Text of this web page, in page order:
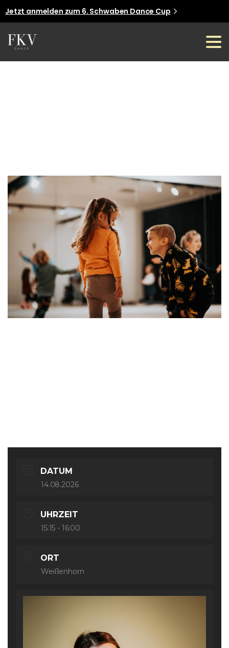
Jetzt anmelden zum 6. Schwaben Dance Cup
Jetzt anmelden
DATUM
14.08.2026
UHRZEIT
15:15 - 16:00
ORT
Weißenhorn